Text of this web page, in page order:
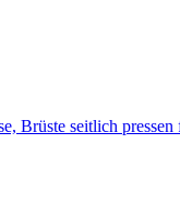
Brüste seitlich